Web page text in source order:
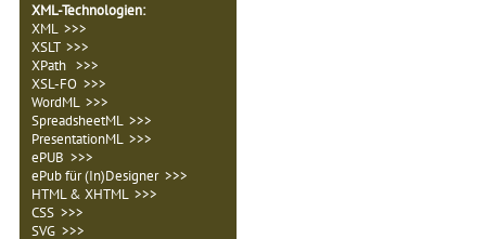
XML-Technologien:
XML >>>
XSLT >>>
XPath >>>
XSL-FO >>>
WordML >>>
SpreadsheetML >>>
PresentationML >>>
ePUB >>>
ePub für (In)Designer >>>
HTML & XHTML >>>
CSS >>>
SVG >>>